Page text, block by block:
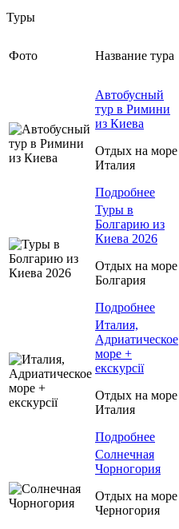
Туры
Фото Название тура
Автобусный
тур в Римини
из Киева
Отдых на море
Италия
Подробнее
Туры в
Болгарию из
Киева 2026
Отдых на море
Болгария
Подробнее
Италия,
Адриатическое
море +
екскурсії
Отдых на море
Италия
Подробнее
Солнечная
Чорногория
Отдых на море
Черногория